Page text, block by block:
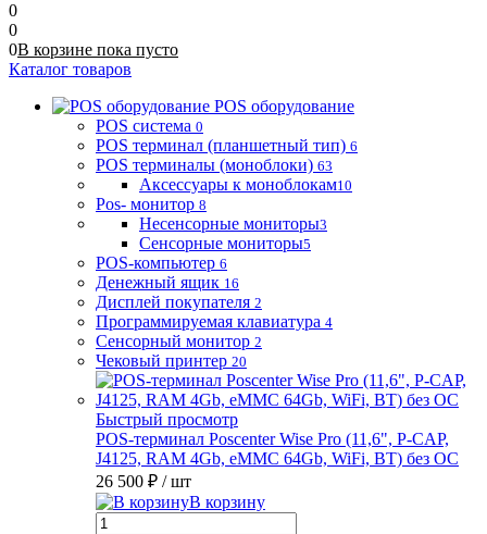
0
0
0В корзине пока пусто
Каталог товаров
POS оборудование
POS система 0
POS терминал (планшетный тип) 6
POS терминалы (моноблоки) 63
Аксессуары к моноблокам10
Pos- монитор 8
Несенсорные мониторы3
Сенсорные мониторы5
POS-компьютер 6
Денежный ящик 16
Дисплей покупателя 2
Программируемая клавиатура 4
Сенсорный монитор 2
Чековый принтер 20
Быстрый просмотр
POS-терминал Poscenter Wise Pro (11,6", P-CAP,
J4125, RAM 4Gb, eMMC 64Gb, WiFi, BT) без ОС
26 500 ₽ / шт
В корзину